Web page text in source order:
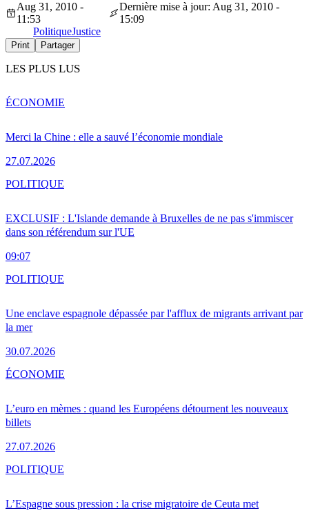
Aug 31, 2010 -
11:53
Dernière mise à jour: Aug 31, 2010 -
15:09
PolitiqueJustice
Print Partager
LES PLUS LUS
Merci la Chine : elle a sauvé l’économie mondiale
27.07.2026
ÉCONOMIE
EXCLUSIF : L'Islande demande à Bruxelles de ne pas s'immiscer
dans son référendum sur l'UE
09:07
POLITIQUE
Une enclave espagnole dépassée par l'afflux de migrants arrivant par
la mer
30.07.2026
POLITIQUE
L’euro en mèmes : quand les Européens détournent les nouveaux
billets
27.07.2026
ÉCONOMIE
L’Espagne sous pression : la crise migratoire de Ceuta met
POLITIQUE